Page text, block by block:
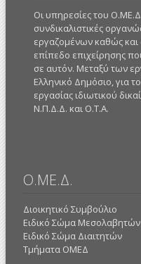
Οι υπηρεσίες του
συνδικαλιστικές
εργαζομένων καθώς
επίπεδο επιχείρησης
σε αυτόν. Μεταξύ των
Ελληνικό Δημόσιο, για
εργασίας ιδιωτικού
Ν.Π.Δ.Δ. και Ο.Τ.Α.
Ο.ΜΕ.Δ.
Διοικητικό Συμβούλιο
Ειδικό Σώμα Μεσολαβητών
Ειδικό Σώμα Διαιτητών
Τμήματα ΟΜΕΔ